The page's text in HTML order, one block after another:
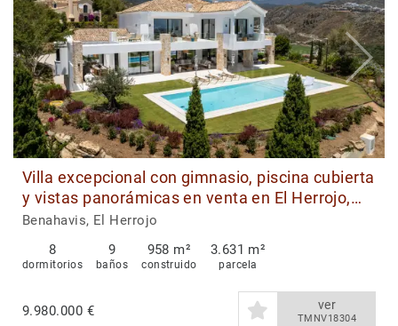
Villa excepcional con gimnasio, piscina cubierta
y vistas panorámicas en venta en El Herrojo,
Benahavís
Benahavis, El Herrojo
8
dormitorios
9
baños
958 m²
construido
3.631 m²
parcela
9.980.000 € ver
TMNV18304